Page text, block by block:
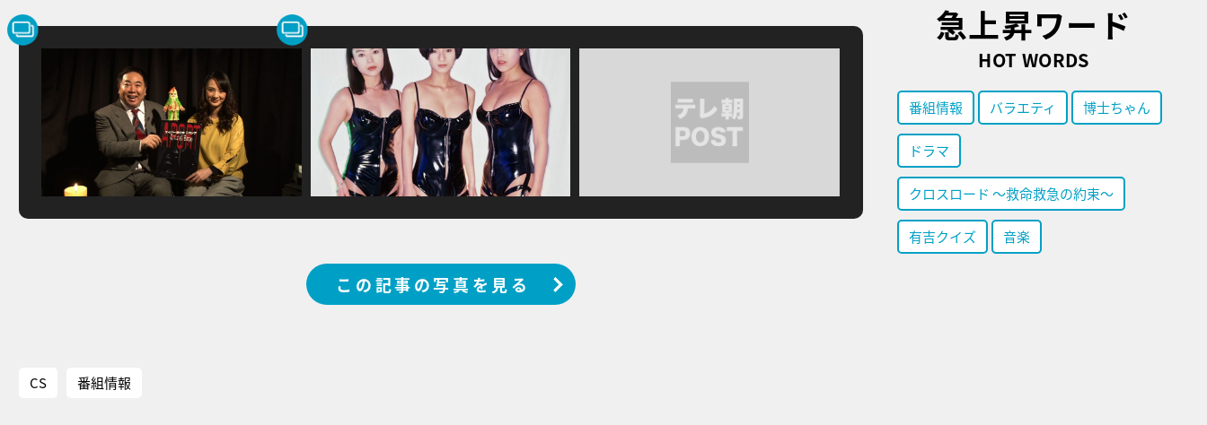
この記事の写真を見る
CS 番組情報
急上昇ワード
HOT WORDS
番組情報 バラエティ 博士ちゃん
ドラマ
クロスロード ～救命救急の約束～
有吉クイズ 音楽